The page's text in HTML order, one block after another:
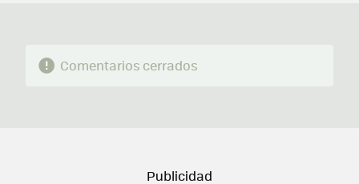
Comentarios cerrados